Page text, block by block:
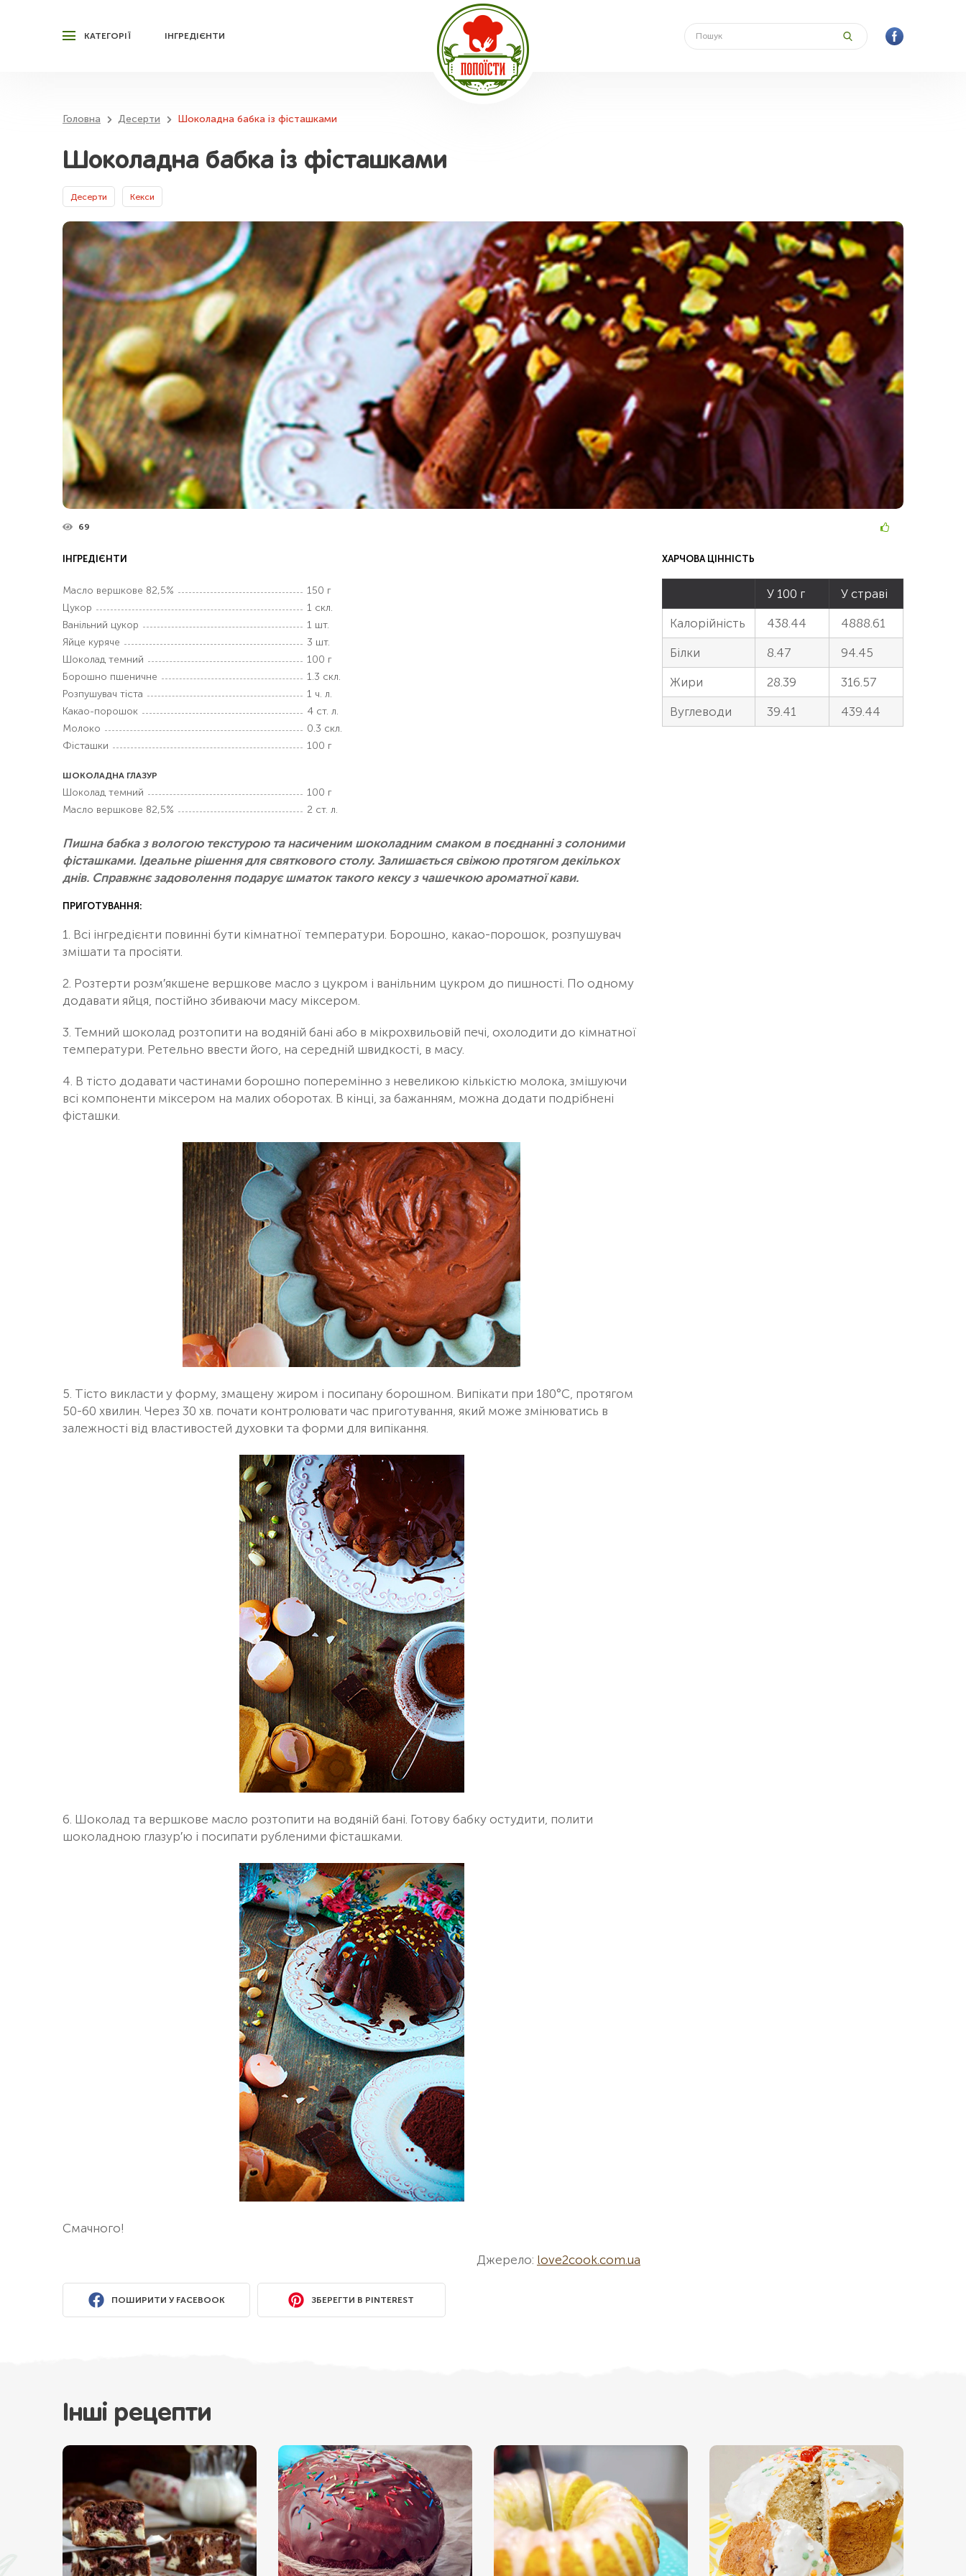
КАТЕГОРІЇ ІНГРЕДІЄНТИ
Головна Десерти Шоколадна бабка із фісташками
Шоколадна бабка із фісташками
Десерти Кекси
69
ІНГРЕДІЄНТИ
Масло вершкове 82,5%
150 г
Цукор
1 скл.
Ванільний цукор
1 шт.
Яйце куряче
3 шт.
Шоколад темний
100 г
Борошно пшеничне
1.3 скл.
Розпушувач тіста
1 ч. л.
Какао-порошок
4 ст. л.
Молоко
0.3 скл.
Фісташки
100 г
ШОКОЛАДНА ГЛАЗУР
Шоколад темний
100 г
Масло вершкове 82,5%
2 ст. л.
Пишна бабка з вологою текстурою та насиченим шоколадним смаком в поєднанні з солоними
фісташками. Ідеальне рішення для святкового столу. Залишається свіжою протягом декількох
днів. Справжнє задоволення подарує шматок такого кексу з чашечкою ароматної кави.
ПРИГОТУВАННЯ:
1. Всі інгредієнти повинні бути кімнатної температури. Борошно, какао-порошок, розпушувач
змішати та просіяти.
2. Розтерти розм′якшене вершкове масло з цукром і ванільним цукром до пишності. По одному
додавати яйця, постійно збиваючи масу міксером.
3. Темний шоколад розтопити на водяній бані або в мікрохвильовій печі, охолодити до кімнатної
температури. Ретельно ввести його, на середній швидкості, в масу.
4. В тісто додавати частинами борошно поперемінно з невеликою кількістю молока, змішуючи
всі компоненти міксером на малих оборотах. В кінці, за бажанням, можна додати подрібнені
фісташки.
5. Тісто викласти у форму, змащену жиром і посипану борошном. Випікати при 180°С, протягом
50-60 хвилин. Через 30 хв. почати контролювати час приготування, який може змінюватись в
залежності від властивостей духовки та форми для випікання.
6. Шоколад та вершкове масло розтопити на водяній бані. Готову бабку остудити, полити
шоколадною глазур′ю і посипати рубленими фісташками.
Смачного!
Джерело: love2cook.com.ua
ПОШИРИТИ У FACEBOOK ЗБЕРЕГТИ В PINTEREST
ХАРЧОВА ЦІННІСТЬ
У 100 г У страві
Калорійність 438.44 4888.61
Білки 8.47 94.45
Жири 28.39 316.57
Вуглеводи 39.41 439.44
Інші рецепти